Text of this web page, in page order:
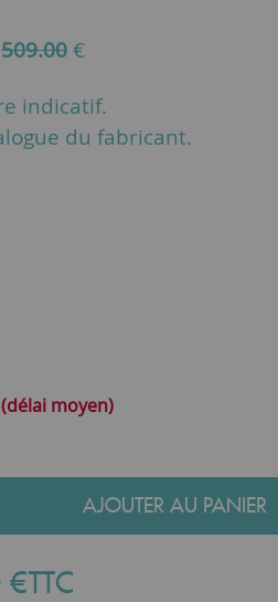
509.00€
indicatif.
du fabricant.
moyen)
AJOUTER AU PANIER
€TTC